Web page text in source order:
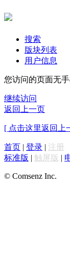
搜索
版块列表
用户信息
您访问的页面无
继续访问
返回上一页
[ 点击这里返回上
首页 | 登录 | 注册
标准版 | 触屏版 |
© Comsenz Inc.